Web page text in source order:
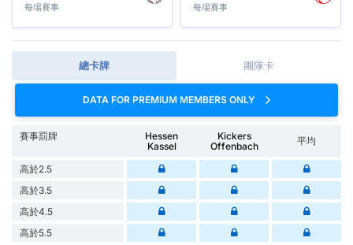
每場賽事 每場賽事
總卡牌 團隊卡
DATA FOR PREMIUM MEMBERS ONLY
賽事罰牌
Hessen
Kassel
Kickers
Offenbach
平均
高於2.5
高於3.5
高於4.5
高於5.5